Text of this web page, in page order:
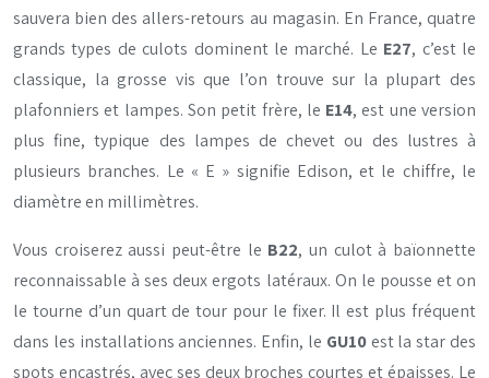
sauvera bien des allers-retours au magasin. En France, quatre
grands types de culots dominent le marché. Le E27, c’est le
classique, la grosse vis que l’on trouve sur la plupart des
plafonniers et lampes. Son petit frère, le E14, est une version
plus fine, typique des lampes de chevet ou des lustres à
plusieurs branches. Le « E » signifie Edison, et le chiffre, le
diamètre en millimètres.
Vous croiserez aussi peut-être le B22, un culot à baïonnette
reconnaissable à ses deux ergots latéraux. On le pousse et on
le tourne d’un quart de tour pour le fixer. Il est plus fréquent
dans les installations anciennes. Enfin, le GU10est la star des
spots encastrés, avec ses deux broches courtes et épaisses. Le